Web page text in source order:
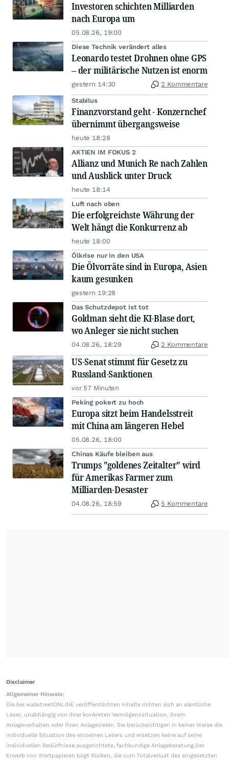
Investoren schichten Milliarden
nach Europa um
05.08.26, 19:00
Diese Technik verändert alles
Leonardo testet Drohnen ohne GPS
– der militärische Nutzen ist enorm
gestern 14:30 2 Kommentare
Stabilus
Finanzvorstand geht - Konzernchef
übernimmt übergangsweise
heute 18:28
AKTIEN IM FOKUS 2
Allianz und Munich Re nach Zahlen
und Ausblick unter Druck
heute 18:14
Luft nach oben
Die erfolgreichste Währung der
Welt hängt die Konkurrenz ab
heute 18:00
Ölkrise nur in den USA
Die Ölvorräte sind in Europa, Asien
kaum gesunken
gestern 19:28
Das Schutzdepot ist tot
Goldman sieht die KI-Blase dort,
wo Anleger sie nicht suchen
04.08.26, 18:29 2 Kommentare
US-Senat stimmt für Gesetz zu
Russland-Sanktionen
vor 57 Minuten
Peking pokert zu hoch
Europa sitzt beim Handelsstreit
mit China am längeren Hebel
05.08.26, 18:00
Chinas Käufe bleiben aus
Trumps "goldenes Zeitalter" wird
für Amerikas Farmer zum
Milliarden-Desaster
04.08.26, 18:59 5 Kommentare
Disclaimer
Allgemeiner Hinweis:
Die bei wallstreetONLINE veröffentlichten Inhalte richten sich an sämtliche
Leser, unabhängig von ihrer konkreten Vermögenssituation, ihrem
Anlageverhalten oder ihren Anlagezielen. Sie berücksichtigen in keiner Weise die
individuelle Situation des einzelnen Lesers und ersetzen keine auf seine
individuellen Bedürfnisse ausgerichtete, fachkundige Anlageberatung.Der
Erwerb von Wertpapieren birgt Risiken, die zum Totalverlust des eingesetzten